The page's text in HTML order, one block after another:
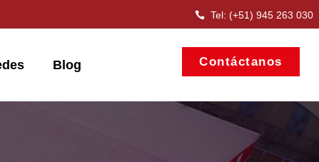
Tel: (+51) 945 263 030
Blog Contáctanos